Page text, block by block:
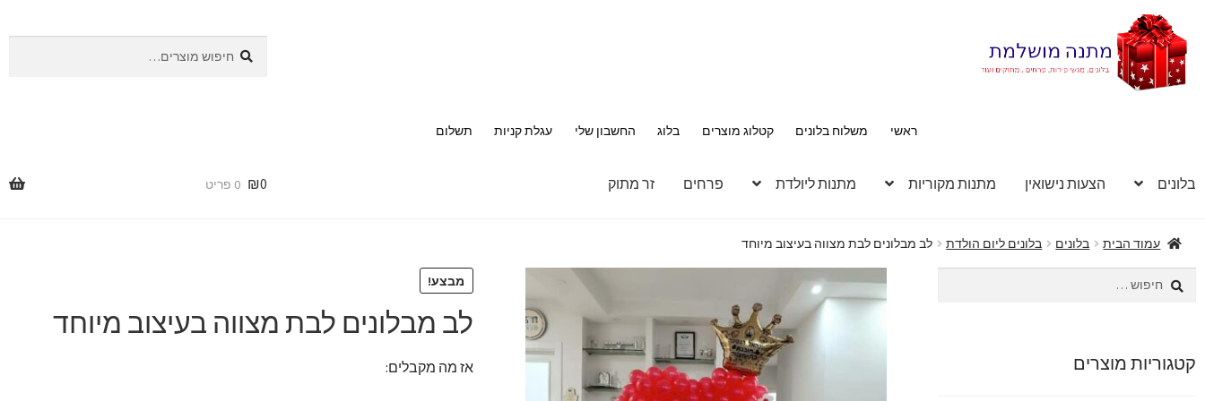
לניווט
לדלג
לתוכן
עבור:
ראשי משלוח בלונים קטלוג מוצרים בלוג החשבון שלי עגלת קניות תשלום
בלונים הצעות נישואין מתנות מקוריות מתנות ליולדת פרחים זר מתוק ₪0 0 פריט
עמוד הבית בלונים בלונים ליום הולדת לב מבלונים לבת מצווה בעיצוב מיוחד
מבצע!
לב מבלונים לבת מצווה בעיצוב מיוחד
אז מה מקבלים:
חיפוש:
קטגוריות מוצרים